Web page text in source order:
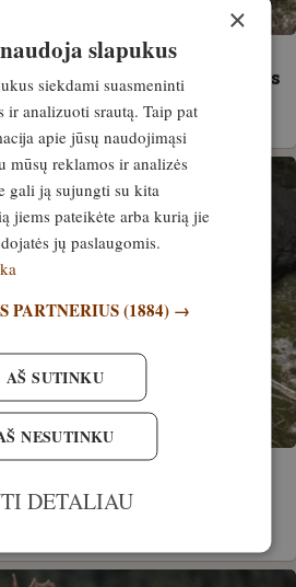
meta iššūkį briedžiui. Kas
sumedžiotą briedį ir
trejiems metams
×
slapukus
siekdami suasmeninti
ir analizuoti srautą. Taip pat
apie jūsų naudojimąsi
mūsų reklamos ir analizės
gali ją sujungti su kita
jiems pateikėte arba kurią jie
jų paslaugomis.
PARTNERIUS(1884) →
AŠ SUTINKU
NESUTINKU
DETALIAU